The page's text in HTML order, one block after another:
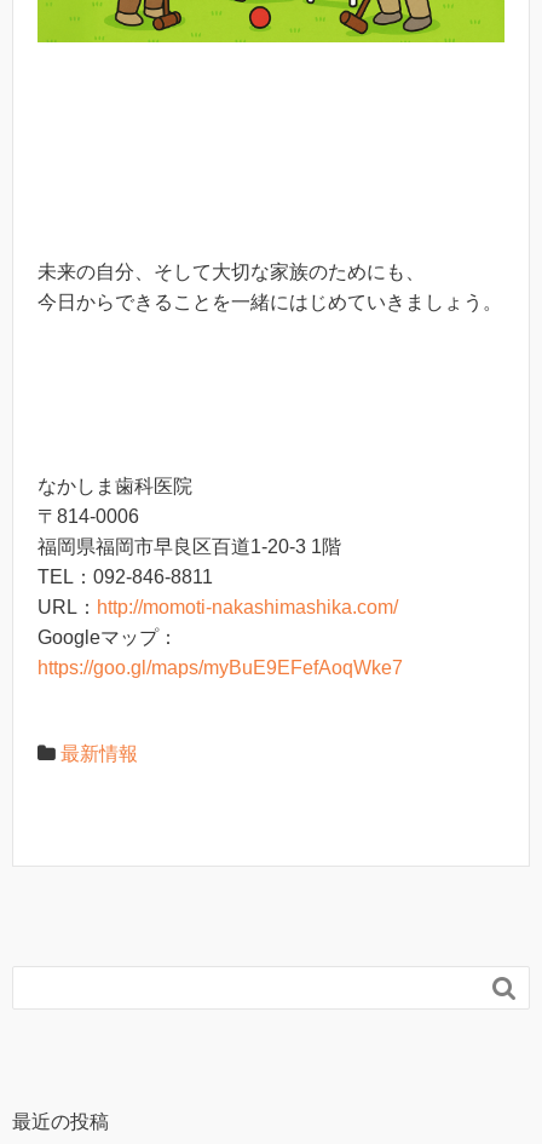
未来の自分、そして大切な家族のためにも、
今日からできることを一緒にはじめていきましょう。
なかしま歯科医院
〒814-0006
福岡県福岡市早良区百道1-20-3 1階
TEL：092-846-8811
URL： http://momoti-nakashimashika.com/
Googleマップ：
https://goo.gl/maps/myBuE9EFefAoqWke7
最新情報

最近の投稿